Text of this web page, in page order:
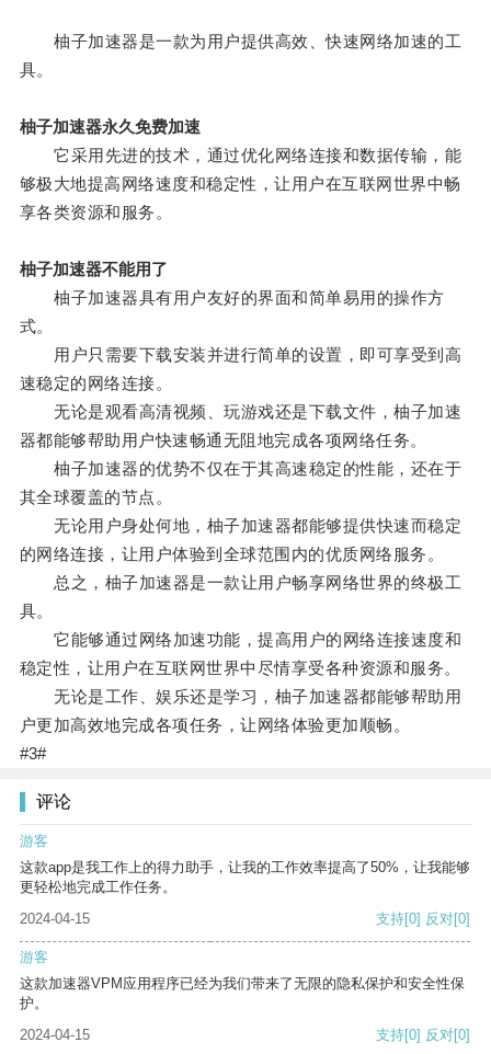
柚子加速器是一款为用户提供高效、快速网络加速的工
具。
柚子加速器永久免费加速
它采用先进的技术，通过优化网络连接和数据传输，能
够极大地提高网络速度和稳定性，让用户在互联网世界中畅
享各类资源和服务。
柚子加速器不能用了
柚子加速器具有用户友好的界面和简单易用的操作方
式。
用户只需要下载安装并进行简单的设置，即可享受到高
速稳定的网络连接。
无论是观看高清视频、玩游戏还是下载文件，柚子加速
器都能够帮助用户快速畅通无阻地完成各项网络任务。
柚子加速器的优势不仅在于其高速稳定的性能，还在于
其全球覆盖的节点。
无论用户身处何地，柚子加速器都能够提供快速而稳定
的网络连接，让用户体验到全球范围内的优质网络服务。
总之，柚子加速器是一款让用户畅享网络世界的终极工
具。
它能够通过网络加速功能，提高用户的网络连接速度和
稳定性，让用户在互联网世界中尽情享受各种资源和服务。
无论是工作、娱乐还是学习，柚子加速器都能够帮助用
户更加高效地完成各项任务，让网络体验更加顺畅。
#3#
评论
游客
这款app是我工作上的得力助手，让我的工作效率提高了50%，让我能够
更轻松地完成工作任务。
2024-04-15
支持[0] 反对[0]
游客
这款加速器VPM应用程序已经为我们带来了无限的隐私保护和安全性保
护。
2024-04-15
支持[0] 反对[0]